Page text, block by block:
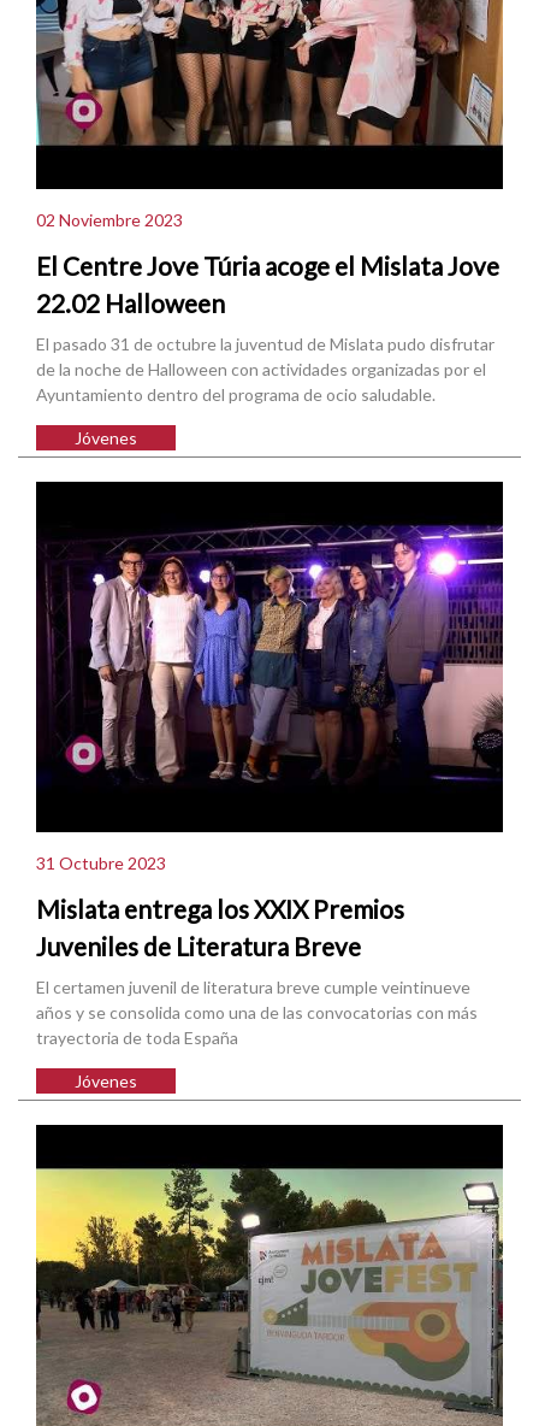
02 Noviembre 2023
El Centre Jove Túria acoge el Mislata Jove
22.02 Halloween
El pasado 31 de octubre la juventud de Mislata pudo disfrutar
de la noche de Halloween con actividades organizadas por el
Ayuntamiento dentro del programa de ocio saludable.
Jóvenes
31 Octubre 2023
Mislata entrega los XXIX Premios
Juveniles de Literatura Breve
El certamen juvenil de literatura breve cumple veintinueve
años y se consolida como una de las convocatorias con más
trayectoria de toda España
Jóvenes